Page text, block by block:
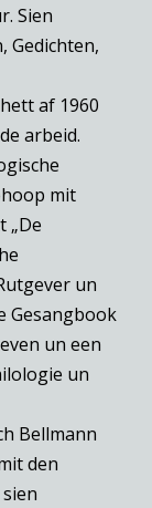
Sien
Gedichten,
af 1960
arbeid.
mit
„De
un
Gesangbook
un een
un
Bellmann
den